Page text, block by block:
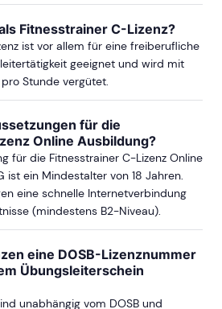
Fitnesstrainer C-Lizenz?
ist vor allem für eine freiberufliche
geeignet und wird mit
Stunde vergütet.
für die
Online Ausbildung?
für die Fitnesstrainer C-Lizenz Online
ist ein Mindestalter von 18 Jahren.
eine schnelle Internetverbindung
(mindestens B2-Niveau).
eine DOSB-Lizenznummer
Übungsleiterschein
unabhängig vom DOSB und